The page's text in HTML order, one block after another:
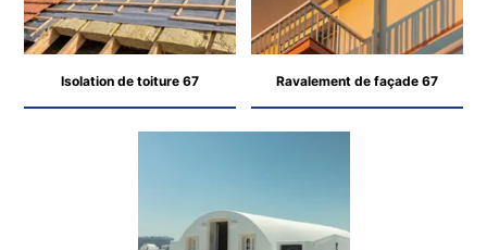
Isolation de toiture 67 Ravalement de façade 67